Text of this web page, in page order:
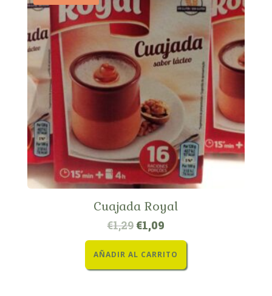
Cuajada Royal
€1,29€1,09
AÑADIR AL CARRITO